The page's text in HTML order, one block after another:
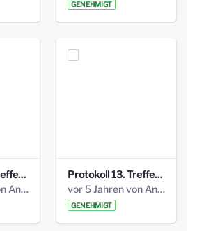
GENEHMIGT
Protokoll 14. Treffen 20160613 AG Bismarckplatz.pdf
vor 5 Jahren von Anni Schlumberger
Protokoll 13. Treffen 20151130 AG Bismarckplatz.pdf
vor 5 Jahren von Anni Schlumberger
GENEHMIGT